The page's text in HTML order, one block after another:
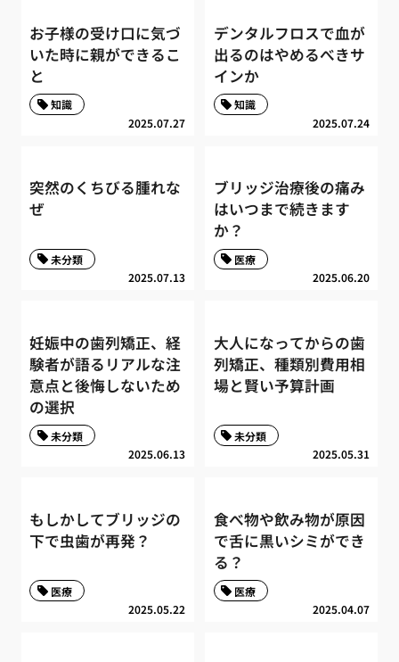
お子様の受け口に気づ
いた時に親ができるこ
と
2025.07.27
知識
デンタルフロスで血が
出るのはやめるべきサ
インか
2025.07.24
知識
突然のくちびる腫れな
ぜ
2025.07.13
未分類
ブリッジ治療後の痛み
はいつまで続きます
か？
2025.06.20
医療
妊娠中の歯列矯正、経
験者が語るリアルな注
意点と後悔しないため
の選択
2025.06.13
未分類
大人になってからの歯
列矯正、種類別費用相
場と賢い予算計画
2025.05.31
未分類
もしかしてブリッジの
下で虫歯が再発？
2025.05.22
医療
食べ物や飲み物が原因
で舌に黒いシミができ
る？
2025.04.07
医療